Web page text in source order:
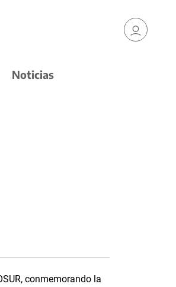
Noticias
conmemorando la